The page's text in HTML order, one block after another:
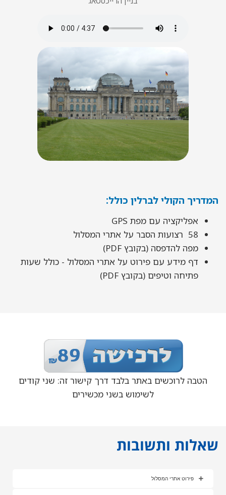
המדריך הקולי לברלין כולל:
אפליקציה עם מפת GPS
58 רצועות הסבר על אתרי המסלול
מפה להדפסה (בקובץ PDF)
דף מידע עם פירוט על אתרי המסלול - כולל שעות
פתיחה וטיפים (בקובץ PDF)
הטבה לרוכשים באתר בלבד דרך קישור זה: שני קודים
לשימוש בשני מכשירים
שאלות ותשובות
פירוט אתרי המסלול